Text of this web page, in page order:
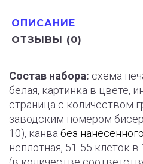
ОПИСАНИЕ
ОТЗЫВЫ (0)
Состав набора: схема
белая, картинка в цвете,
страница с количеством
заводским номером
10), канва без
неплотная, 51-55 клеток